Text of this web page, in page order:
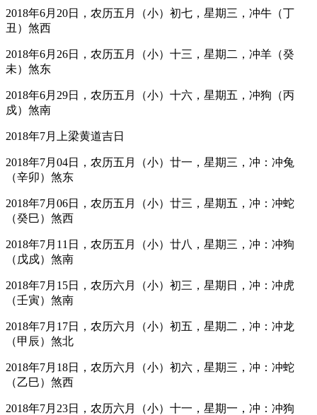
2018年6月20日，农历五月（小）初七，星期三，冲牛（丁
丑）煞西
2018年6月26日，农历五月（小）十三，星期二，冲羊（癸
未）煞东
2018年6月29日，农历五月（小）十六，星期五，冲狗（丙
戍）煞南
2018年7月上梁黄道吉日
2018年7月04日，农历五月（小）廿一，星期三，冲：冲兔
（辛卯）煞东
2018年7月06日，农历五月（小）廿三，星期五，冲：冲蛇
（癸巳）煞西
2018年7月11日，农历五月（小）廿八，星期三，冲：冲狗
（戊戍）煞南
2018年7月15日，农历六月（小）初三，星期日，冲：冲虎
（壬寅）煞南
2018年7月17日，农历六月（小）初五，星期二，冲：冲龙
（甲辰）煞北
2018年7月18日，农历六月（小）初六，星期三，冲：冲蛇
（乙巳）煞西
2018年7月23日，农历六月（小）十一，星期一，冲：冲狗